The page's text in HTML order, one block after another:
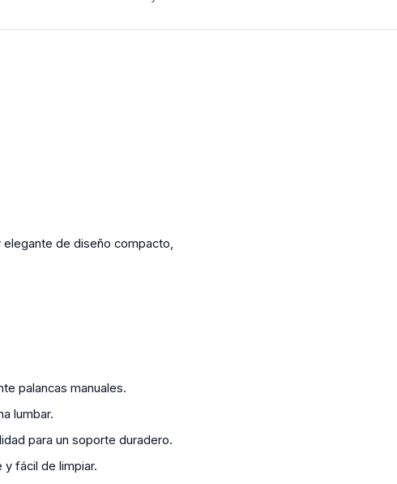
de diseño compacto,
palancas manuales.
lumbar.
para un soporte duradero.
fácil de limpiar.